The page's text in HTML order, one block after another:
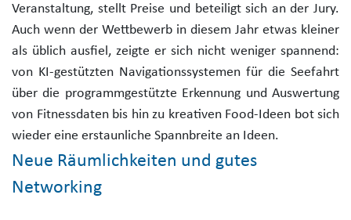
Veranstaltung, stellt Preise und beteiligt sich an der Jury.
Auch wenn der Wettbewerb in diesem Jahr etwas kleiner
als üblich ausfiel, zeigte er sich nicht weniger spannend:
von KI-gestützten Navigationssystemen für die Seefahrt
über die programmgestützte Erkennung und Auswertung
von Fitnessdaten bis hin zu kreativen Food-Ideen bot sich
wieder eine erstaunliche Spannbreite an Ideen.
Neue Räumlichkeiten und gutes
Networking